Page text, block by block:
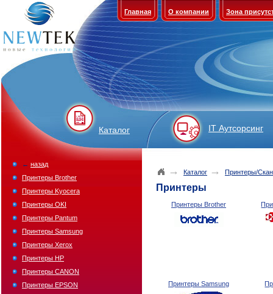
Главная О компании Зона
Каталог IT Аутсорсинг
→ Каталог → Принтеры/
Принтеры
Принтеры Brother
Принтеры Samsung
← назад
Принтеры Brother
Принтеры Kyocera
Принтеры OKI
Принтеры Pantum
Принтеры Samsung
Принтеры Xerox
Принтеры HP
Принтеры CANON
Принтеры EPSON